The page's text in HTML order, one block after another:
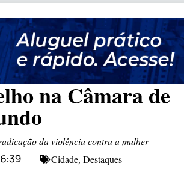
na Câmara de
da violência contra a mulher
Cidade, Destaques